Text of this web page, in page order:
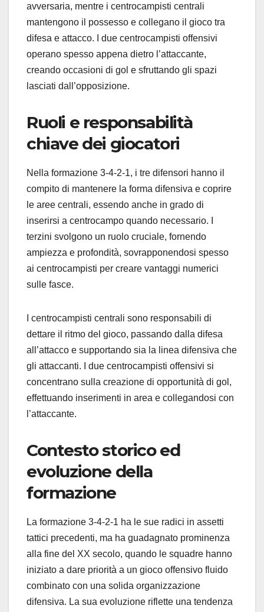
avversaria, mentre i centrocampisti centrali
mantengono il possesso e collegano il gioco tra
difesa e attacco. I due centrocampisti offensivi
operano spesso appena dietro l’attaccante,
creando occasioni di gol e sfruttando gli spazi
lasciati dall’opposizione.
Ruoli e responsabilità
chiave dei giocatori
Nella formazione 3-4-2-1, i tre difensori hanno il
compito di mantenere la forma difensiva e coprire
le aree centrali, essendo anche in grado di
inserirsi a centrocampo quando necessario. I
terzini svolgono un ruolo cruciale, fornendo
ampiezza e profondità, sovrapponendosi spesso
ai centrocampisti per creare vantaggi numerici
sulle fasce.
I centrocampisti centrali sono responsabili di
dettare il ritmo del gioco, passando dalla difesa
all’attacco e supportando sia la linea difensiva che
gli attaccanti. I due centrocampisti offensivi si
concentrano sulla creazione di opportunità di gol,
effettuando inserimenti in area e collegandosi con
l’attaccante.
Contesto storico ed
evoluzione della
formazione
La formazione 3-4-2-1 ha le sue radici in assetti
tattici precedenti, ma ha guadagnato prominenza
alla fine del XX secolo, quando le squadre hanno
iniziato a dare priorità a un gioco offensivo fluido
combinato con una solida organizzazione
difensiva. La sua evoluzione riflette una tendenza